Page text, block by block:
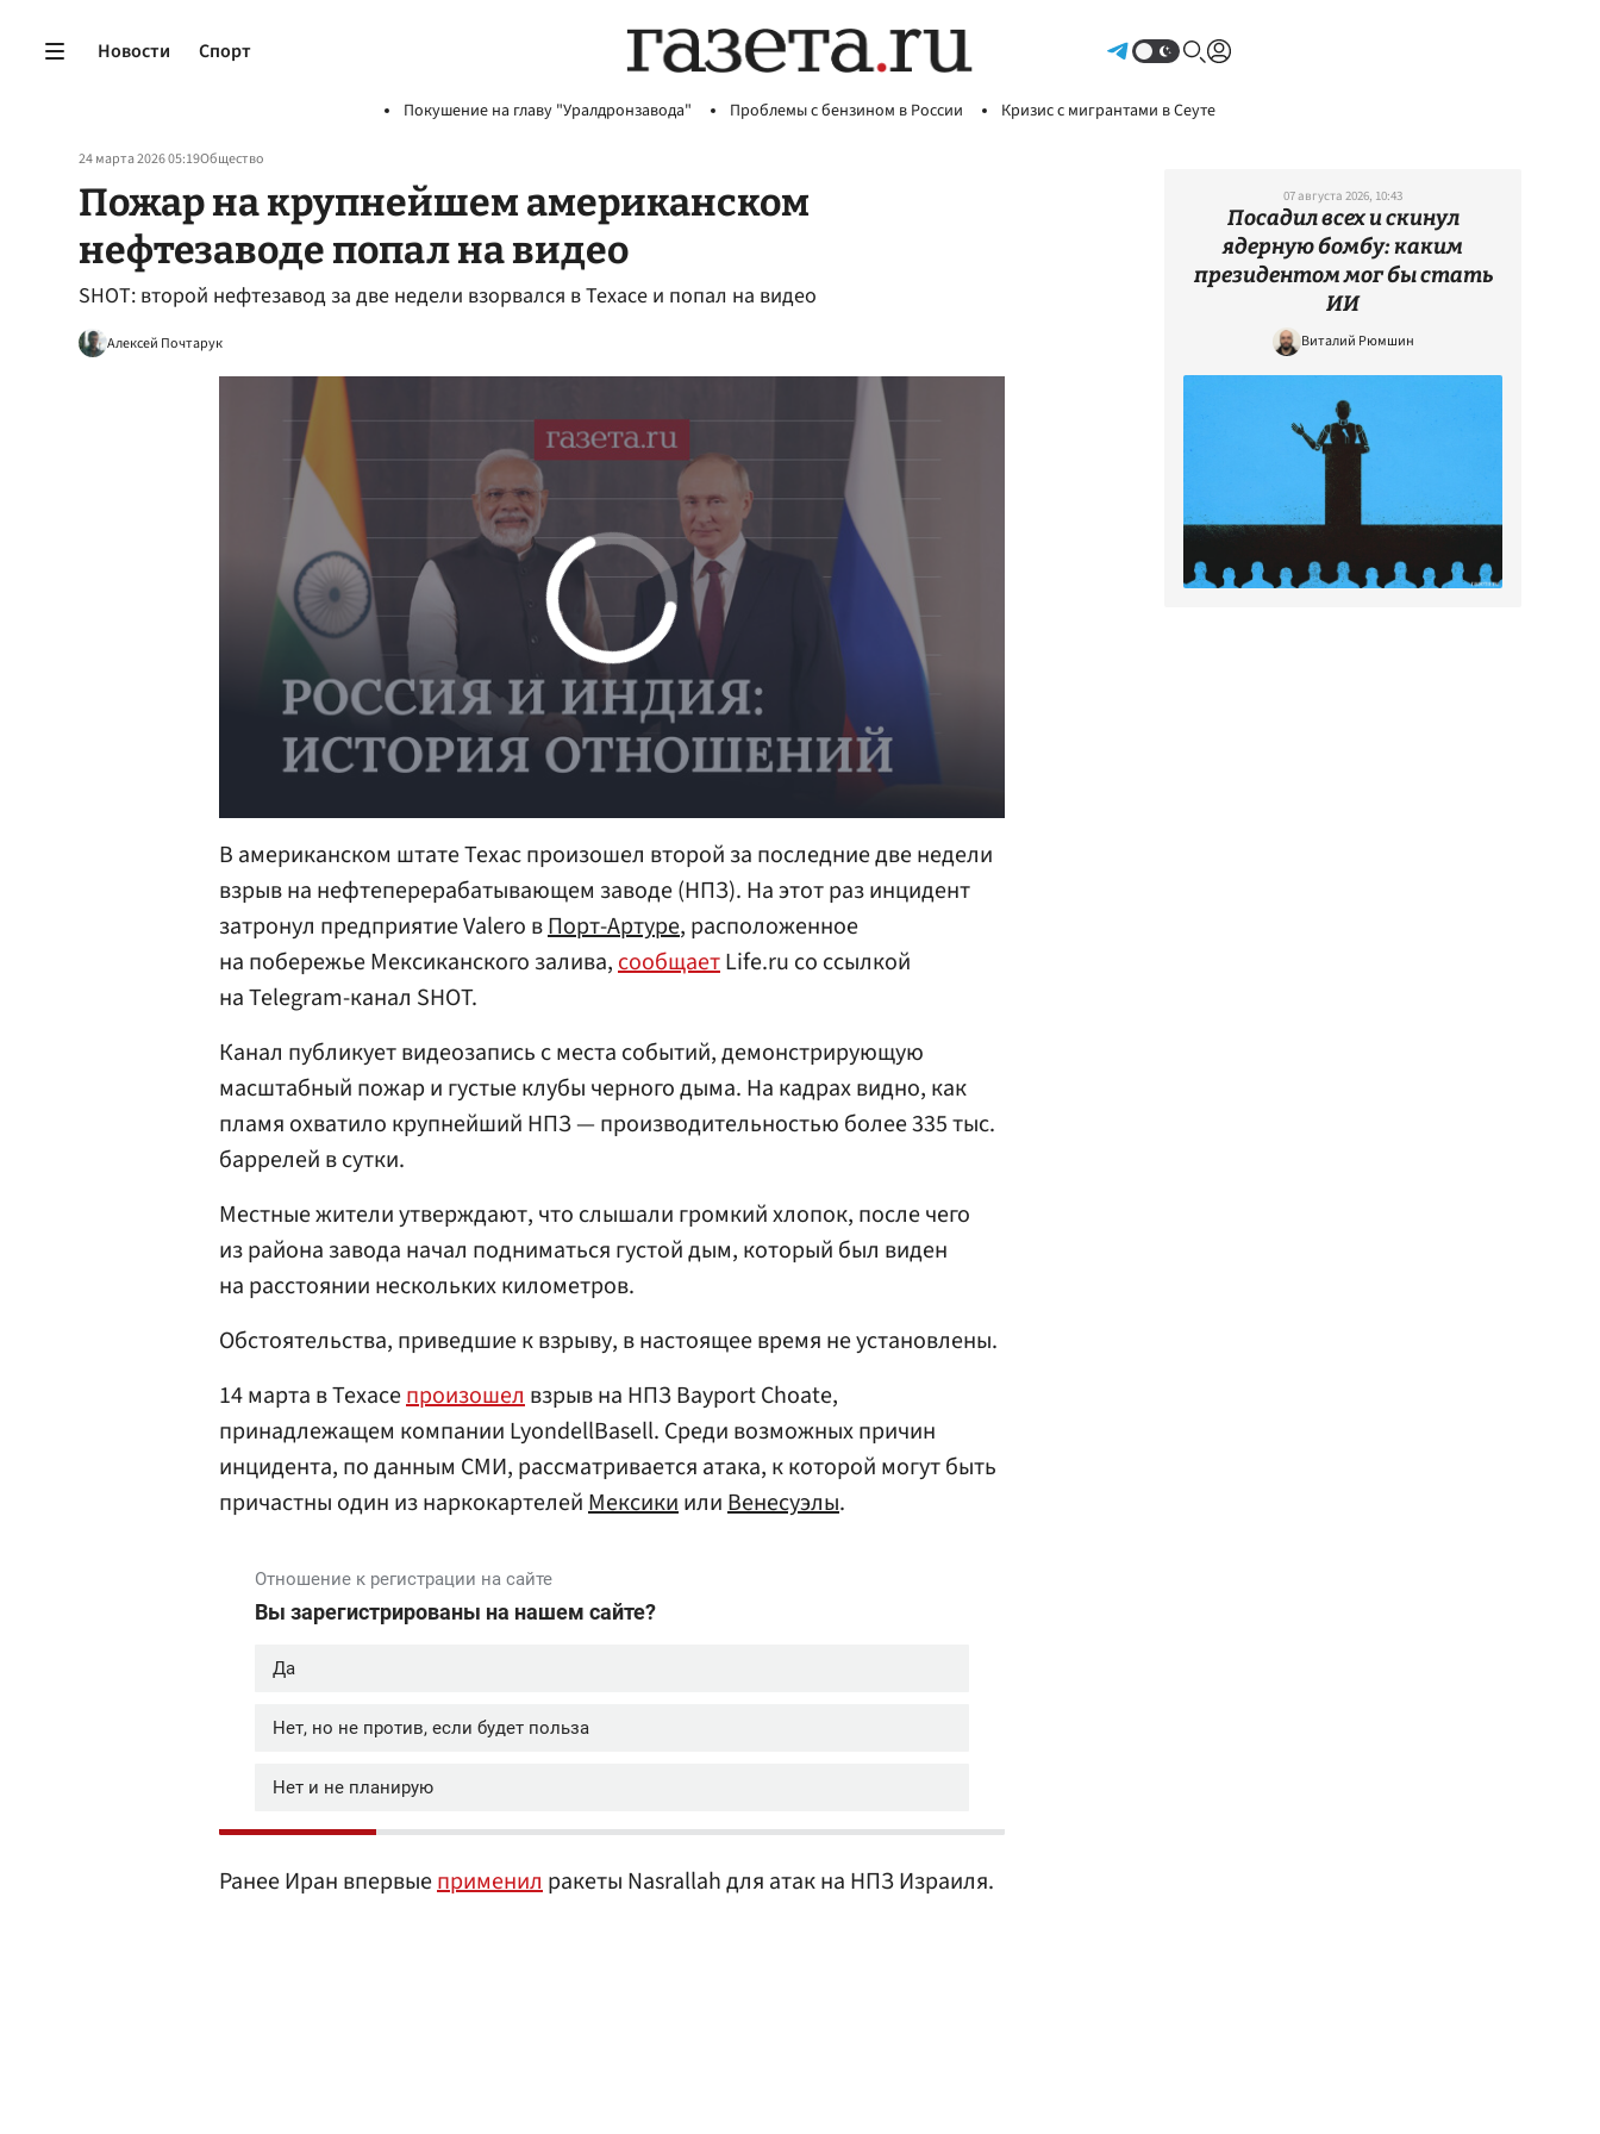
Новости Спорт
Покушение на главу "Уралдронзавода" Проблемы с бензином в России Кризис с мигрантами в Сеуте
24 марта 2026 05:19Общество
Пожар на крупнейшем американском
нефтезаводе попал на видео
SHOT: второй нефтезавод за две недели взорвался в Техасе и попал на видео
Алексей Почтарук
В американском штате Техас произошел второй за последние две недели
взрыв на нефтеперерабатывающем заводе (НПЗ). На этот раз инцидент
затронул предприятие Valero вПорт-Артуре, расположенное
на побережье Мексиканского залива,сообщаетLife.ru со ссылкой
на Telegram-канал SHOT.
Канал публикует видеозапись с места событий, демонстрирующую
масштабный пожар и густые клубы черного дыма. На кадрах видно, как
пламя охватило крупнейший НПЗ — производительностью более 335 тыс.
баррелей в сутки.
Местные жители утверждают, что слышали громкий хлопок, после чего
из района завода начал подниматься густой дым, который был виден
на расстоянии нескольких километров.
Обстоятельства, приведшие к взрыву, в настоящее время не установлены.
14 марта в Техасепроизошелвзрыв на НПЗ Bayport Choate,
принадлежащем компании LyondellBasell. Среди возможных причин
инцидента, по данным СМИ, рассматривается атака, к которой могут быть
причастны один из наркокартелейМексикиилиВенесуэлы.
Ранее Иран впервыеприменилракеты Nasrallah для атак на НПЗ Израиля.
07 августа 2026, 10:43
Посадил всех и скинул
ядерную бомбу: каким
президентом мог бы стать
ИИ
Виталий Рюмшин